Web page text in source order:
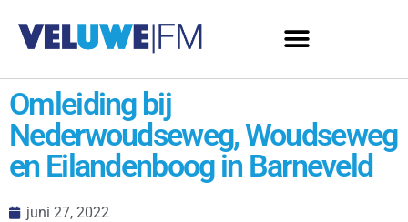
Omleiding bij
Nederwoudseweg, Woudseweg
en Eilandenboog in Barneveld
juni 27, 2022